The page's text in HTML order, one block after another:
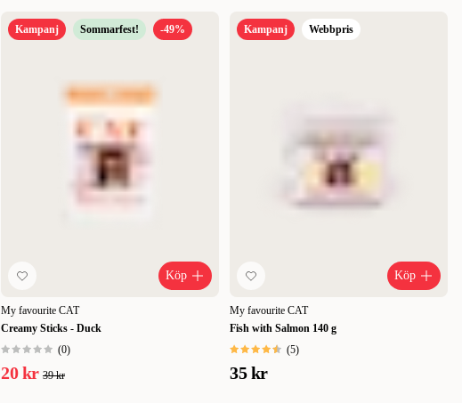
Kampanj Sommarfest! -49%
Köp
My favourite CAT
Creamy Sticks - Duck
(0)
20 kr 39 kr
Kampanj Webbpris
Köp
My favourite CAT
Fish with Salmon 140 g
(5)
35 kr